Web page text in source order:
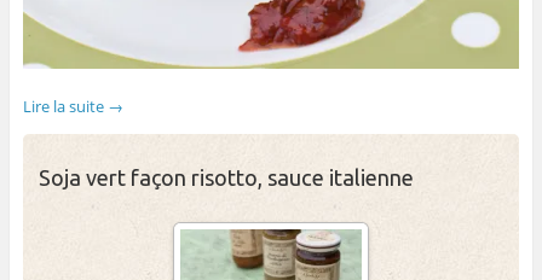
Lire la suite →
Soja vert façon risotto, sauce italienne